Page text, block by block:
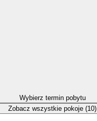
Wybierz termin pobytu
Zobacz wszystkie pokoje (10)